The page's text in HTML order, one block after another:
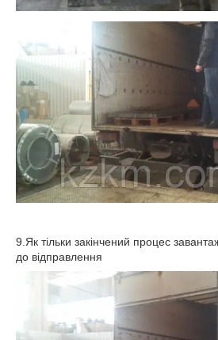
9.Як тільки закінчений процес
до відправлення